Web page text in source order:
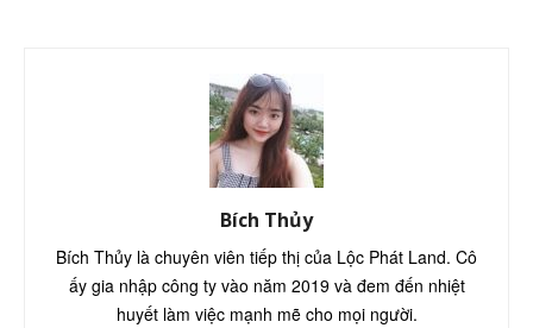
Bích Thủy
Bích Thủy là chuyên viên tiếp thị của Lộc Phát Land. Cô
ấy gia nhập công ty vào năm 2019 và đem đến nhiệt
huyết làm việc mạnh mẽ cho mọi người.